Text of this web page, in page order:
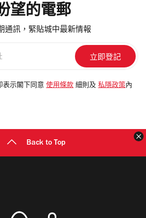
望的電郵
通訊，緊貼城中最新情報
表示閣下同意 使用條款 細則及 私隱政策 內
Back to Top